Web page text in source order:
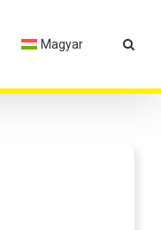
Magyar